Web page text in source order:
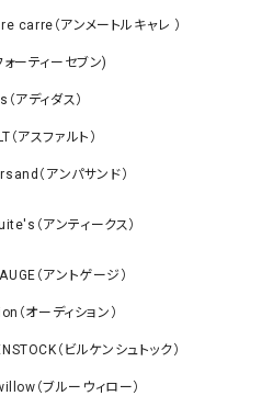
carre（アンメートルキャレ ）
ーティーセブン)
アディダス）
（アスファルト）
（アンパサンド）
（アンティークス）
（アントゲージ）
（オーディション）
（ビルケンシュトック）
（ブルーウィロー）